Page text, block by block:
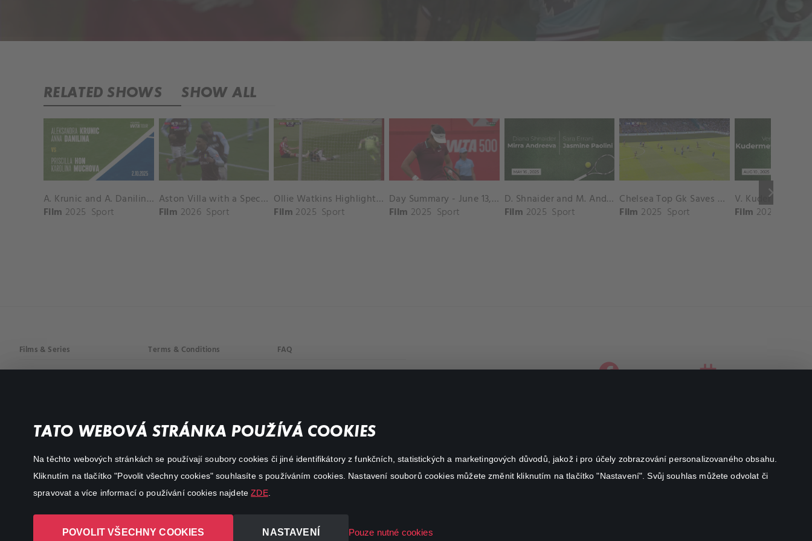
TATO WEBOVÁ STRÁNKA POUŽÍVÁ COOKIES
Na těchto webových stránkách se používají soubory cookies či jiné identifikátory z funkčních, statistických a marketingových důvodů, jakož i pro účely zobrazování personalizovaného obsahu.
Kliknutím na tlačítko "Povolit všechny cookies" souhlasíte s používáním cookies. Nastavení souborů cookies můžete změnit kliknutím na tlačítko "Nastavení". Svůj souhlas můžete odvolat či
spravovat a více informací o používání cookies najdeteZDE.
POVOLIT VŠECHNY COOKIES NASTAVENÍ Pouze nutné cookies
RELATED SHOWS SHOW ALL
keyboard_arrow_right
A. Krunic and A. Danilina vs. P. Hon and K. Muchova Match Highlights - BEIJING_Capital Group Diamond ( October 02, 2025)
Film 2025 Sport
Aston Villa with a Spectacular Goal vs. Nottingham Forest
Film 2026 Sport
Ollie Watkins Highlights vs. Southampton
Film 2025 Sport
Day Summary - June 13, 2025
Film 2025 Sport
D. Shnaider and M. Andreeva vs. S. Errani and J. Paolini Match Highlights - ROME_Campo Centrale ( May 16, 2025)
Film 2025 Sport
Chelsea Top Gk Saves vs. Crystal Palace
Film 2025 Sport Film 2025
Films & Series
Action
Terms & Conditions FAQ
facebookinstagram
Canal+ Luxembourg S. à r.l. se sídlem Rue Albert Borschette 4,